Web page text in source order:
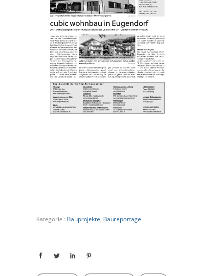
Kategorie : Bauprojekte, Baureportage